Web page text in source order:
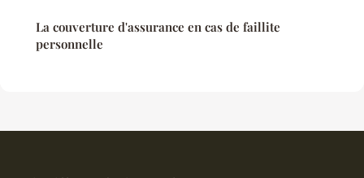
La couverture d'assurance en cas de faillite
personnelle